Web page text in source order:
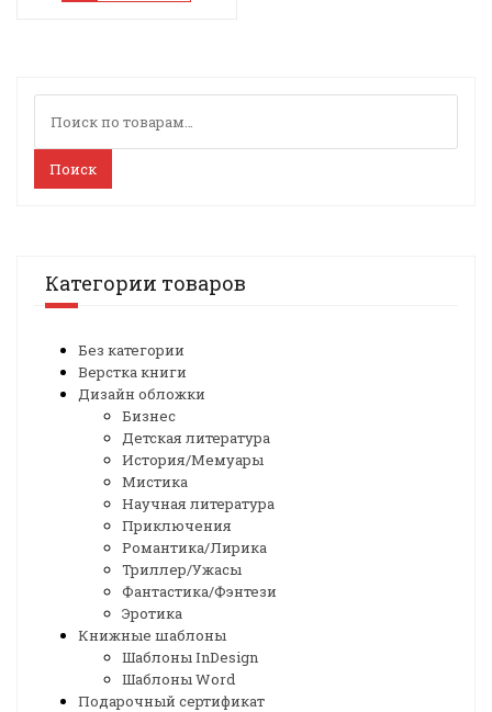
Поиск
Категории товаров
Без категории
Верстка книги
Дизайн обложки
Бизнес
Детская литература
История/Мемуары
Мистика
Научная литература
Приключения
Романтика/Лирика
Триллер/Ужасы
Фантастика/Фэнтези
Эротика
Книжные шаблоны
Шаблоны InDesign
Шаблоны Word
Подарочный сертификат